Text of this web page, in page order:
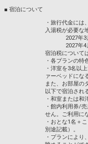
■ 宿泊について
・旅行代金には
入湯税が必要な
2027年3
2027年4
宿泊税について
・各プランの特
・洋室を3名以
ァーベッドにな
また、お部屋の
以下で宿泊され
・和室または和
・館内利用券/
せん。ご利用に
・おとな1名＋
別途記載）。
・プランによ